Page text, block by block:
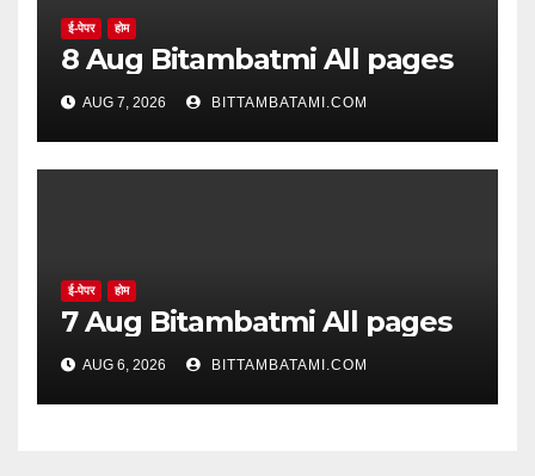
ई-पेपर होम
8 Aug Bitambatmi All pages
AUG 7, 2026 BITTAMBATAMI.COM
ई-पेपर होम
7 Aug Bitambatmi All pages
AUG 6, 2026 BITTAMBATAMI.COM